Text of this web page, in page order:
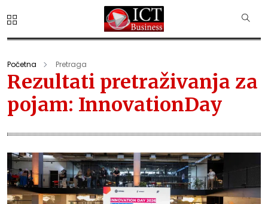
Početna Pretraga
Rezultati pretraživanja za
pojam: InnovationDay